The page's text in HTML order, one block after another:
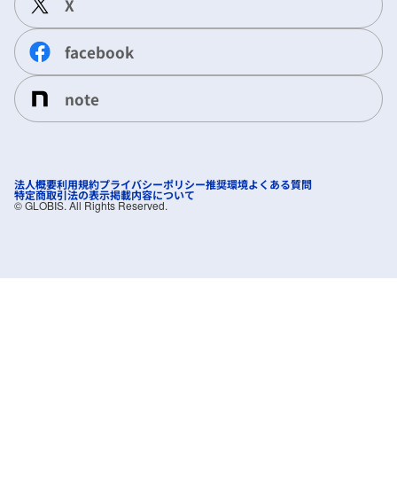
X
facebook
note
法人概要利用規約プライバシーポリシー推奨環境よくある質問
特定商取引法の表示掲載内容について
©︎ GLOBIS. All Rights Reserved.